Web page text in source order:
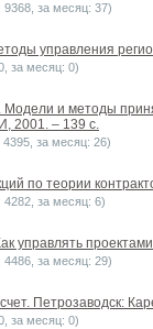
9368, за месяц: 37)
управления
за месяц: 0)
и методы
2001. – 139 с.
4395, за месяц: 26)
по теории
4282, за месяц: 6)
управлять
4486, за месяц: 29)
Петрозаводск:
за месяц: 0)